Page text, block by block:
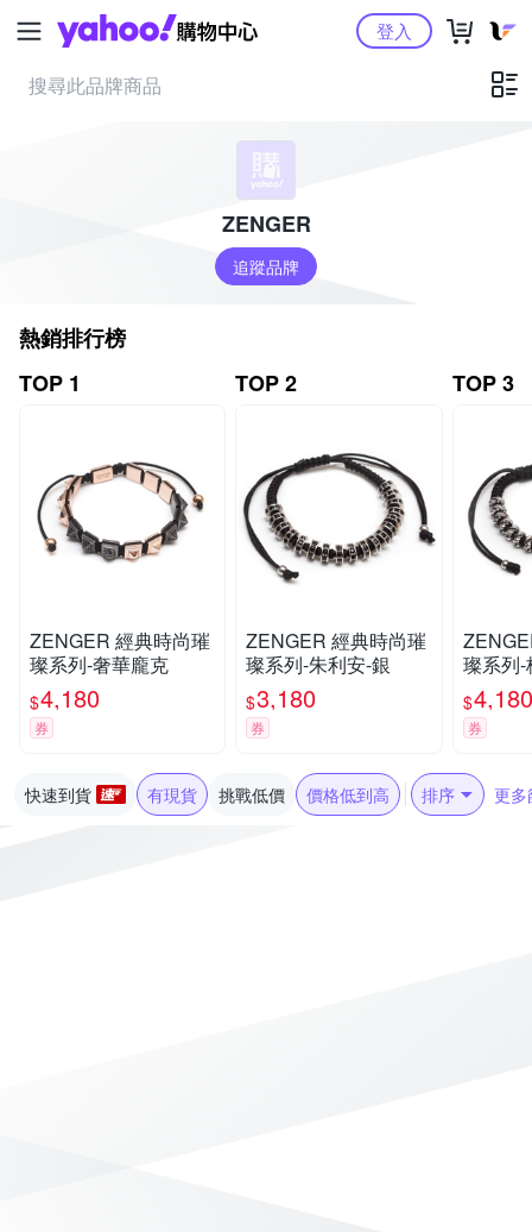
Yahoo購物中心登入
ZENGER
追蹤品牌
熱銷排行榜
TOP 1
ZENGER 經典時尚璀
璨系列-奢華龐克
$4,180
券
TOP 2
ZENGER 經典時尚璀
璨系列-朱利安-銀
$3,180
券
TOP 3
ZENGER 經典
璨系列-
$4,180
券
快速到貨 有現貨 挑戰低價 價格低到高 排序 更多